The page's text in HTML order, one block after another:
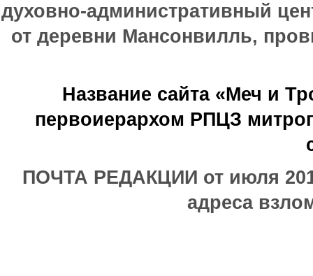
духовно-административный
от деревни Мансонвилль,
Название сайта «Меч и
первоиерархом РПЦЗ
ПОЧТА РЕДАКЦИИ от июля
адреса